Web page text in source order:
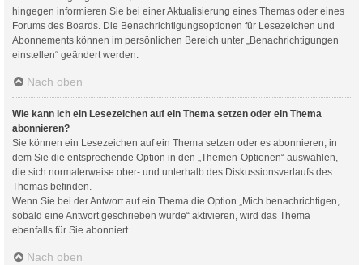
hingegen informieren Sie bei einer Aktualisierung eines Themas oder eines
Forums des Boards. Die Benachrichtigungsoptionen für Lesezeichen und
Abonnements können im persönlichen Bereich unter „Benachrichtigungen
einstellen“ geändert werden.
Nach oben
Wie kann ich ein Lesezeichen auf ein Thema setzen oder ein Thema
abonnieren?
Sie können ein Lesezeichen auf ein Thema setzen oder es abonnieren, in
dem Sie die entsprechende Option in den „Themen-Optionen“ auswählen,
die sich normalerweise ober- und unterhalb des Diskussionsverlaufs des
Themas befinden.
Wenn Sie bei der Antwort auf ein Thema die Option „Mich benachrichtigen,
sobald eine Antwort geschrieben wurde“ aktivieren, wird das Thema
ebenfalls für Sie abonniert.
Nach oben